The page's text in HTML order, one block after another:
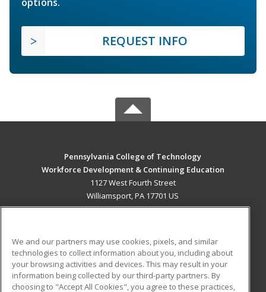
REQUEST INFO
Pennsylvania College of Technology
Workforce Development & Continuing Education
1127 West Fourth Street
Williamsport, PA 17701 US
ADDITIONAL RESOURCES
Military
Student Blog
We and our partners may use cookies, pixels, and similar
technologies to collect information about you, including about
your browsing activities and devices. This may result in your
information being collected by our third-party partners. By
choosing to "Accept All Cookies", you agree to these practices,